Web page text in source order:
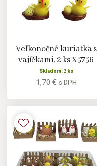
Veľkonočné kuriatka s
vajíčkami, 2 ks X5756
Skladom: 2 ks
1,70 € s DPH